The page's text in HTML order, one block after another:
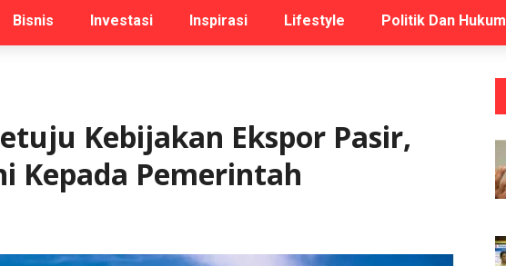
Bisnis Investasi Inspirasi Lifestyle Politik Dan Hukum
Kebijakan Ekspor Pasir,
Kepada Pemerintah